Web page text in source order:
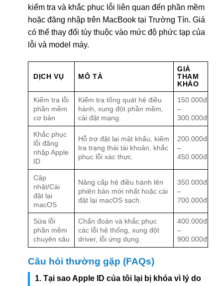
kiểm tra và khắc phục lỗi liên quan đến phần mềm
hoặc đăng nhập trên MacBook tại Trường Tín. Giá
có thể thay đổi tùy thuộc vào mức độ phức tạp của
lỗi và model máy.
DỊCH VỤ MÔ TẢ
GIÁ
THAM
KHẢO
Kiểm tra lỗi
phần mềm
cơ bản
Kiểm tra tổng quát hệ điều
hành, xung đột phần mềm,
cài đặt mạng.
150.000đ
–
300.000đ
Khắc phục
lỗi đăng
nhập Apple
ID
Hỗ trợ đặt lại mật khẩu, kiểm
tra trạng thái tài khoản, khắc
phục lỗi xác thực.
200.000đ
–
450.000đ
Cập
nhật/Cài
đặt lại
macOS
Nâng cấp hệ điều hành lên
phiên bản mới nhất hoặc cài
đặt lại macOS sạch.
350.000đ
–
700.000đ
Sửa lỗi
phần mềm
chuyên sâu
Chẩn đoán và khắc phục
các lỗi hệ thống, xung đột
driver, lỗi ứng dụng.
400.000đ
–
900.000đ
Câu hỏi thường gặp (FAQs)
1. Tại sao Apple ID của tôi lại bị khóa vì lý do